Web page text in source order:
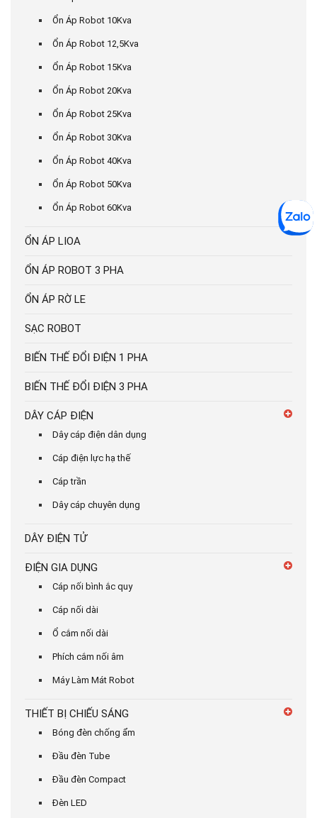
Ổn Áp Robot 10Kva
Ổn Áp Robot 12,5Kva
Ổn Áp Robot 15Kva
Ổn Áp Robot 20Kva
Ổn Áp Robot 25Kva
Ổn Áp Robot 30Kva
Ổn Áp Robot 40Kva
Ổn Áp Robot 50Kva
Ổn Áp Robot 60Kva
ỔN ÁP LIOA
ỔN ÁP ROBOT 3 PHA
ỔN ÁP RỜ LE
SẠC ROBOT
BIẾN THẾ ĐỔI ĐIỆN 1 PHA
BIẾN THẾ ĐỔI ĐIỆN 3 PHA
DÂY CÁP ĐIỆN
Dây cáp điện dân dụng
Cáp điện lực hạ thế
Cáp trần
Dây cáp chuyên dụng
DÂY ĐIỆN TỬ
ĐIỆN GIA DỤNG
Cáp nối bình ắc quy
Cáp nối dài
Ổ cắm nối dài
Phích cắm nối âm
Máy Làm Mát Robot
THIẾT BỊ CHIẾU SÁNG
Bóng đèn chống ẩm
Đầu đèn Tube
Đầu đèn Compact
Đèn LED